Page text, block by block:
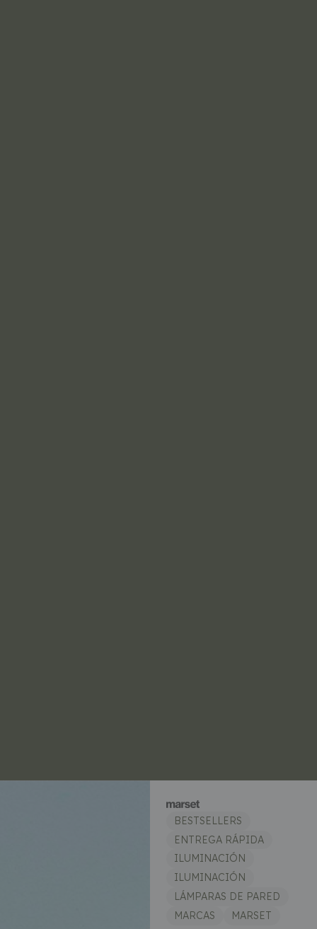
BESTSELLERS
ENTREGA RÁPIDA
ILUMINACIÓN
ILUMINACIÓN
LÁMPARAS DE PARED
MARCAS
MARSET